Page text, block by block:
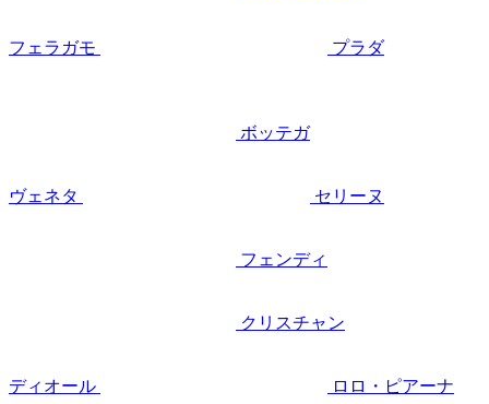
フェラガモ プラダ
ボッテガ
ヴェネタ セリーヌ
フェンディ
クリスチャン
ディオール ロロ・ピアーナ